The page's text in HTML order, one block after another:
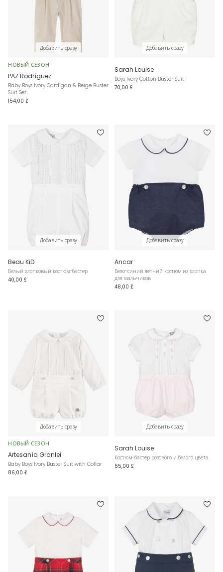
Добавить сразу
НОВЫЙ СЕЗОН
PAZ Rodríguez
Baby Boys Ivory Cardigan & Beige Buster
Suit Set
154,00 £
Добавить сразу
Sarah Louise
Boys Ivory Cotton Buster Suit
70,00 £
Добавить сразу
Beau KiD
Белый хлопковый костюм-бастер
40,00 £
Добавить сразу
Ancar
Бело-синий летний костюм из хлопка
для мальчиков
48,00 £
Добавить сразу
НОВЫЙ СЕЗОН
Artesanía Granlei
Baby Boys Ivory Buster Suit with Collar
86,00 £
Добавить сразу
Sarah Louise
Костюм-бастер розового и белого цвета
55,00 £